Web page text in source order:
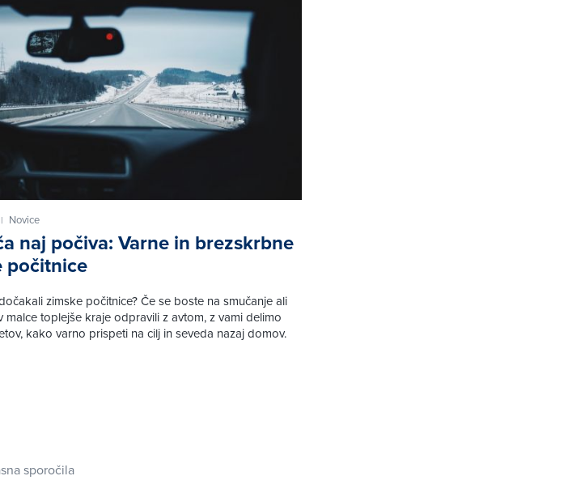
| Novice
naj počiva: Varne in brezskrbne
počitnice
zimske počitnice? Če se boste na smučanje ali
malce toplejše kraje odpravili z avtom, z vami delimo
kako varno prispeti na cilj in seveda nazaj domov.
sporočila